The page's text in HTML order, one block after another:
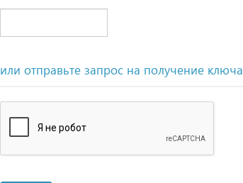
или отправьте запрос на получение ключа